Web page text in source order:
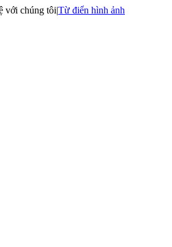
với chúng tôi|Từ điển hình ảnh